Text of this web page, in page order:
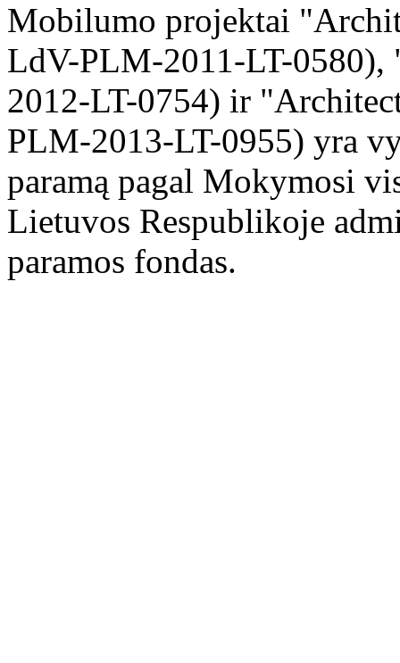
Mobilumo projektai
LdV-PLM-2011-LT-
2012-LT-0754) ir
PLM-2013-LT-0955) yra
paramą pagal Mokymosi
Lietuvos Respublikoje
paramos fondas.